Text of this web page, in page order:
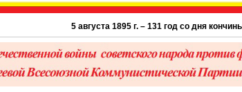
5 августа 1895 г. – 131 год со дня кончины